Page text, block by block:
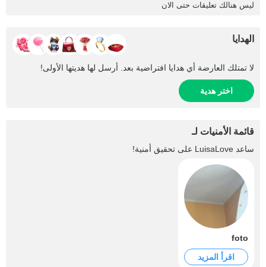
ليس هنالك تعليقات حتى الان
الهدايا
لا تمتلك العارضة أي هدايا افتراضية بعد. أرسل لها هديتها الأولى!
اختر هدية
قائمة الأمنيات لـ
ساعد LuisaLove على تحقيق أمنية!
foto
اقرأ المزيد